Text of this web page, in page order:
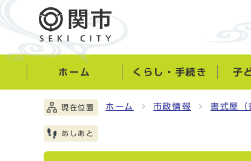
ホーム くらし・手続き 子
現在位置 ホーム 市政情報 書式屋（
あしあと